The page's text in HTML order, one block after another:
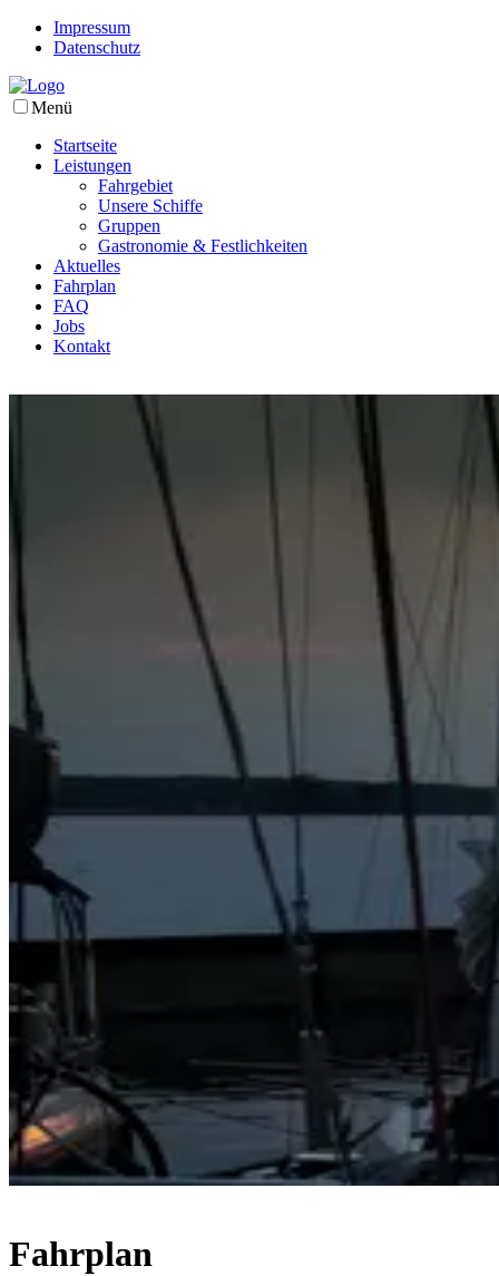
Impressum
Datenschutz
Menü
Startseite
Leistungen
Fahrgebiet
Unsere Schiffe
Gruppen
Gastronomie & Festlichkeiten
Aktuelles
Fahrplan
FAQ
Jobs
Kontakt
Fahrplan